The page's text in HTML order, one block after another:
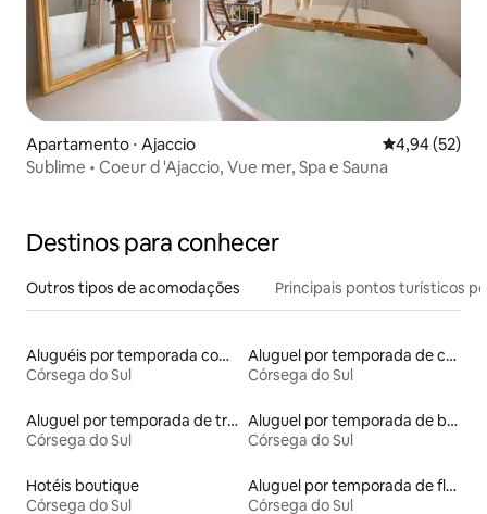
Apartamento ⋅ Ajaccio 4,94 de uma
4,94 (52)
Sublime • Coeur d 'Ajaccio, Vue mer, Spa e Sauna
Destinos para conhecer
Outros tipos de acomodações Principais pontos turísticos
Aluguéis por temporada com acesso ao lago
Córsega do Sul
Aluguel por temporada de casas de veraneio
Córsega do Sul
Aluguel por temporada de trailers
Córsega do Sul
Aluguel por temporada de barcos
Córsega do Sul
Hotéis boutique
Córsega do Sul
Aluguel por temporada de flats
Córsega do Sul